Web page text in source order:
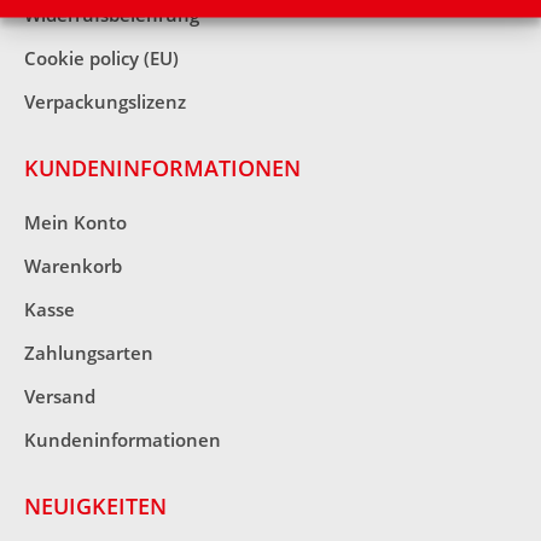
Widerrufsbelehrung
Cookie policy (EU)
Verpackungslizenz
KUNDENINFORMATIONEN
Mein Konto
Warenkorb
Kasse
Zahlungsarten
Versand
Kundeninformationen
NEUIGKEITEN